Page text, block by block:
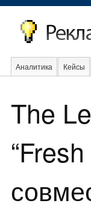
Аналитика Кейсы
The